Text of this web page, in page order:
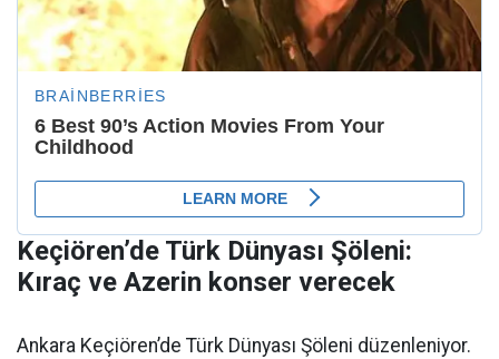
Keçiören’de Türk Dünyası Şöleni:
Kıraç ve Azerin konser verecek
Ankara Keçiören’de Türk Dünyası Şöleni düzenleniyor.